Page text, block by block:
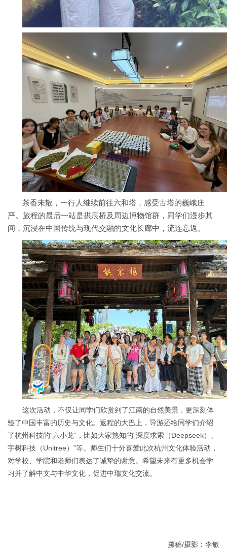
茶香未散，一行人继续前往六和塔，感受古塔的巍峨庄
严。旅程的最后一站是拱宸桥及周边博物馆群，同学们漫步其
间，沉浸在中国传统与现代交融的文化长廊中，流连忘返。
这次活动，不仅让同学们欣赏到了江南的自然美景，更深刻体
验了中国丰富的历史与文化。返程的大巴上，导游还给同学们介绍
了杭州科技的“六小龙”，比如大家熟知的“深度求索（Deepseek）、
宇树科技（Unitree）”等。 师生们十分喜爱此次杭州文化体验活动，
对学校、学院和老师们表达了诚挚的谢意。希望未来有更多机会学
习并了解中文与中华文化，促进中瑞文化交流。
攥稿/摄影：李敏